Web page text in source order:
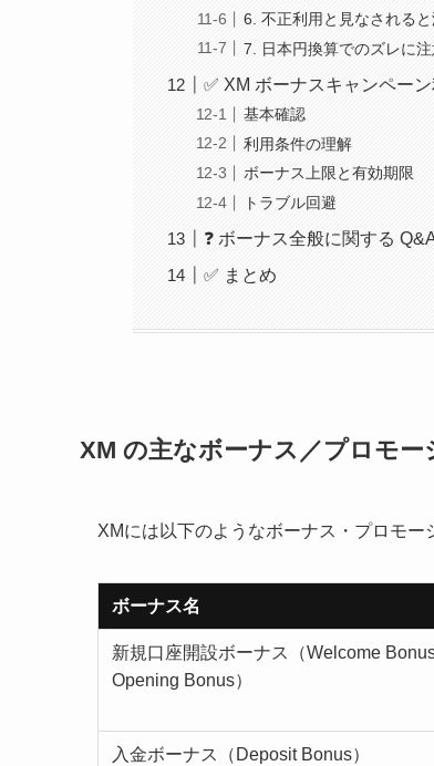
6. 不正利用と見なされる
7. 日本円換算でのズレに
✅ XM ボーナスキャンペー
基本確認
利用条件の理解
ボーナス上限と有効期限
トラブル回避
❓ ボーナス全般に関する
✅ まとめ
XM の主なボーナス／プロモー
XMには以下のようなボーナス・プロモー
ボーナス名
新規口座開設ボーナス（Welcome
Opening Bonus）
入金ボーナス（Deposit Bonus）